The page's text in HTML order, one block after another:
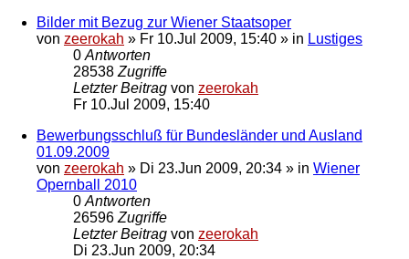
Bilder mit Bezug zur Wiener Staatsoper
von zeerokah » Fr 10.Jul 2009, 15:40 » in Lustiges
0 Antworten
28538 Zugriffe
Letzter Beitrag von zeerokah
Fr 10.Jul 2009, 15:40
Bewerbungsschluß für Bundesländer und Ausland
01.09.2009
von zeerokah » Di 23.Jun 2009, 20:34 » in Wiener
Opernball 2010
0 Antworten
26596 Zugriffe
Letzter Beitrag von zeerokah
Di 23.Jun 2009, 20:34